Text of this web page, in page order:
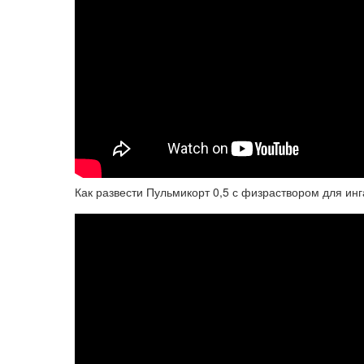
Как развести Пульмикорт 0,5 с физраствором для